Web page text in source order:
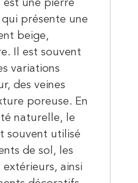
est une pierre
présente une
beige,
Il est souvent
variations
des veines
poreuse. En
naturelle, le
souvent utilisé
de sol, les
ainsi